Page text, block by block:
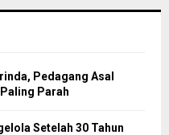
Pedagang Asal
Parah
Setelah 30 Tahun